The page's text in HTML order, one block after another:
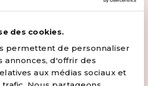
des cookies.
permettent de personnaliser
annonces, d'offrir des
aux médias sociaux et
pendant 4 ans.
et coordinateur de la
société pharmaceutique GSK.
actif dans le secteur culturel
pour la chaîne de radio